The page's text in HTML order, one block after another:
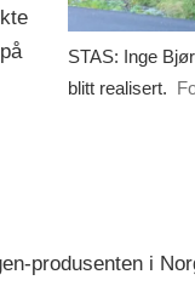
STAS: Inge
blitt realisert.
produsenten i